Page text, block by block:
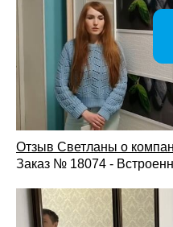
Отзыв Светланы о
Заказ № 18074 -